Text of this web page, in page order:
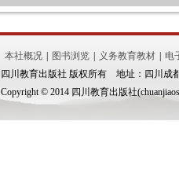
本社概况 图书浏览 义务教育教材
电
四川教育出版社 版权所有 地址：四川成
Copyright © 2014 四川教育出版社